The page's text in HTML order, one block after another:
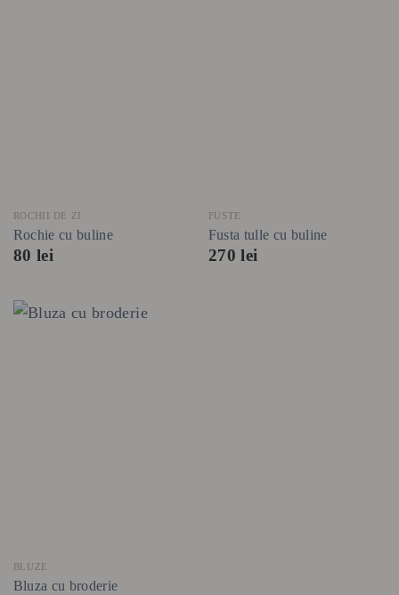
ROCHII DE ZI
Rochie cu buline
80 lei
FUSTE
Fusta tulle cu buline
270lei
BLUZE
Bluza cu broderie